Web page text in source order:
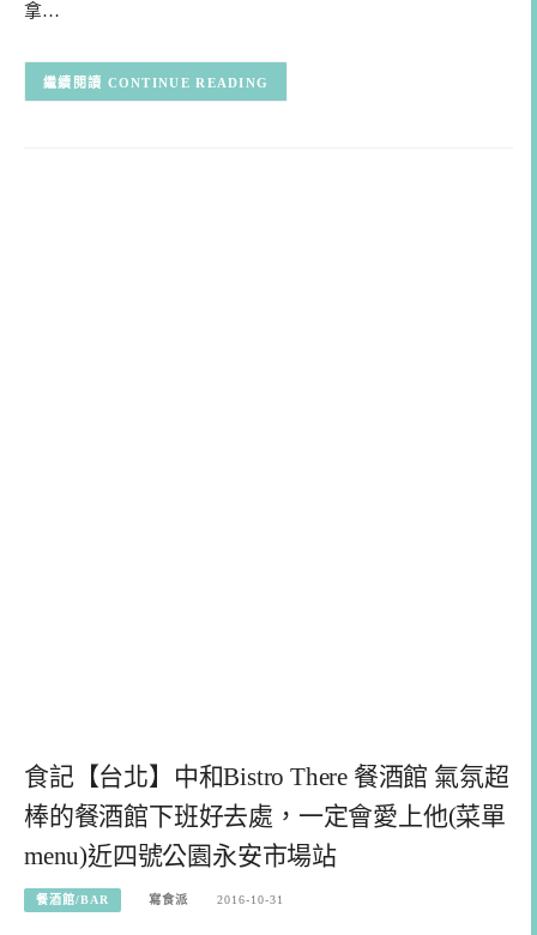
拿…
CONTINUE READING
食記【台北】中和Bistro There 餐酒館 氣氛超
棒的餐酒館下班好去處，一定會愛上他(菜單
menu)近四號公園永安市場站
餐酒館/BAR 寫食派 2016-10-31